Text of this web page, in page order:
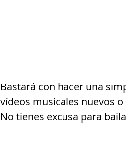
Bastará con hacer una
vídeos musicales nuevos
No tienes excusa para